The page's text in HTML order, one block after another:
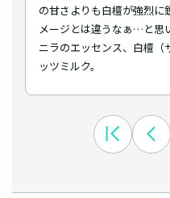
の甘さよりも白檀が強烈に
メージとは違うなぁ…と思
ニラのエッセンス、白檀（
ッツミルク。